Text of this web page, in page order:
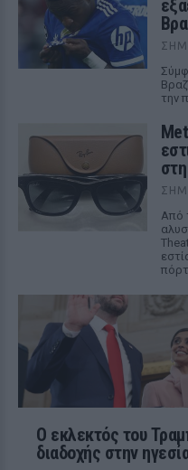
την
Από
Ο εκλεκτός του
διαδοχής στην